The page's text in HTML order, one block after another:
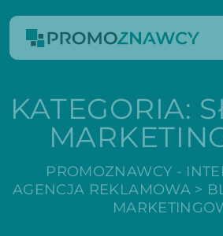
KATEGORIA:
PROMOZNAWCY -
AGENCJA REKLAMOWA>